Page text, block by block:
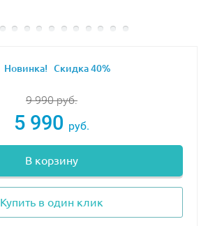
9 990руб.
5 990 руб.
В корзину
Купить в один клик
Новинка! Скидка 40%